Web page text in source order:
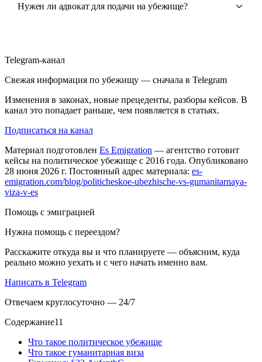
Нужен ли адвокат для подачи на убежище?
Telegram-канал
Свежая информация по убежищу — сначала в Telegram
Изменения в законах, новые прецеденты, разборы кейсов. В
канал это попадает раньше, чем появляется в статьях.
Подписаться на канал
Материал подготовлен Es Emigration — агентство готовит
кейсы на политическое убежище с 2016 года. Опубликовано
28 июня 2026 г. Постоянный адрес материала: es-
emigration.com/blog/politicheskoe-ubezhische-vs-gumanitarnaya-
viza-v-es
Помощь с эмиграцией
Нужна помощь с переездом?
Расскажите откуда вы и что планируете — объясним, куда
реально можно уехать и с чего начать именно вам.
Написать в Telegram
Отвечаем круглосуточно — 24/7
Содержание11
Что такое политическое убежище
Что такое гуманитарная виза